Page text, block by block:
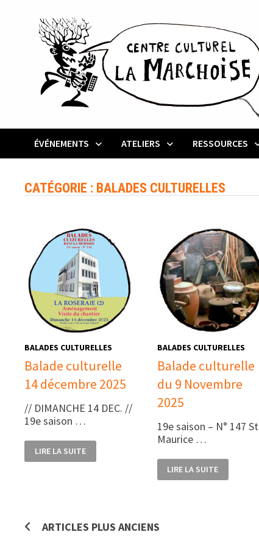
ÉVÉNEMENTS ATELIERS RESSOURCES
CATÉGORIE : BALADES CULTURELLES
BALADES CULTURELLES
Balade culturelle
14 décembre 2025
// DIMANCHE 14 DEC. //
19e saison …
BALADE
CULTURELLE
14
LIRE LA SUITE
BALADES CULTURELLES
Balade culturelle
du 9 Novembre
2025
19e saison – N° 147 St
Maurice …
BALADE
CULTURELLE
DU
LIRE LA SUITE
Navigation
ARTICLES PLUS ANCIENS